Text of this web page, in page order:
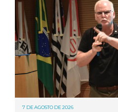
7 DE AGOSTO DE 2026